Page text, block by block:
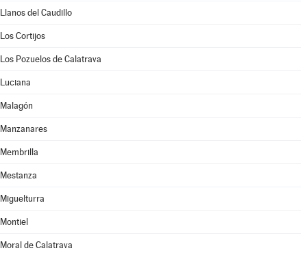
Llanos del Caudillo
Los Cortijos
Los Pozuelos de Calatrava
Luciana
Malagón
Manzanares
Membrilla
Mestanza
Miguelturra
Montiel
Moral de Calatrava